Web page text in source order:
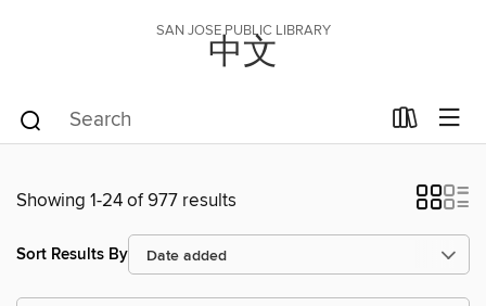
SAN JOSE PUBLIC LIBRARY
中文
Showing 1-24 of 977 results
Sort Results By